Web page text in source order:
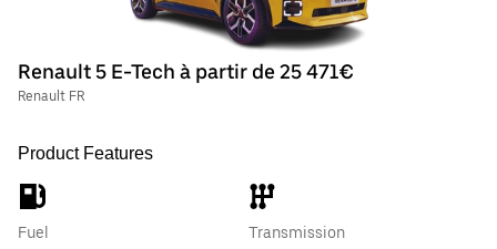
Renault 5 E-Tech à partir de 25 471€
Renault FR
Product Features
Fuel
Transmission